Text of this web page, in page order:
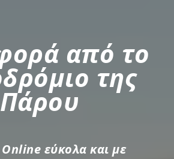
από το
της
Πάρου
Online εύκολα και με